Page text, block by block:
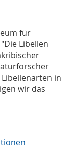
für
Libellen
in
wir das